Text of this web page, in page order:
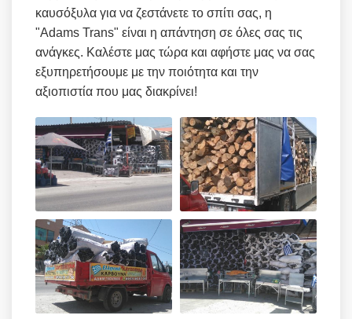
καυσόξυλα για να ζεστάνετε το σπίτι σας, η
"Adams Trans" είναι η απάντηση σε όλες σας τις
ανάγκες. Καλέστε μας τώρα και αφήστε μας να σας
εξυπηρετήσουμε με την ποιότητα και την
αξιοπιστία που μας διακρίνει!